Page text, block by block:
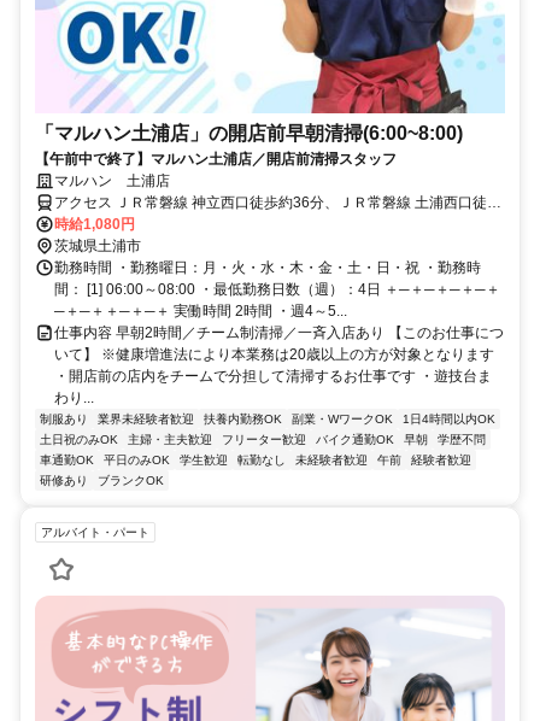
「マルハン土浦店」の開店前早朝清掃(6:00~8:00)
【午前中で終了】マルハン土浦店／開店前清掃スタッフ
マルハン 土浦店
アクセス ＪＲ常磐線 神立西口徒歩約36分、ＪＲ常磐線 土浦西口徒歩
約59分 神立駅から車で8分（バイク・車通勤OK）
時給1,080円
茨城県土浦市
勤務時間 ・勤務曜日：月・火・水・木・金・土・日・祝 ・勤務時
間： [1] 06:00～08:00 ・最低勤務日数（週）：4日 ＋─＋─＋─＋─＋
─＋─＋＋─＋─＋ 実働時間 2時間 ・週4～5...
仕事内容 早朝2時間／チーム制清掃／一斉入店あり 【このお仕事につ
いて】 ※健康増進法により本業務は20歳以上の方が対象となります
・開店前の店内をチームで分担して清掃するお仕事です ・遊技台ま
わり...
制服あり 業界未経験者歓迎 扶養内勤務OK 副業・WワークOK
1日4時間以内OK
土日祝のみOK
主婦・主夫歓迎 フリーター歓迎 バイク通勤OK 早朝
学歴不問
車通勤OK
平日のみOK 学生歓迎 転勤なし 未経験者歓迎 午前
経験者歓迎
研修あり
ブランクOK
アルバイト・パート